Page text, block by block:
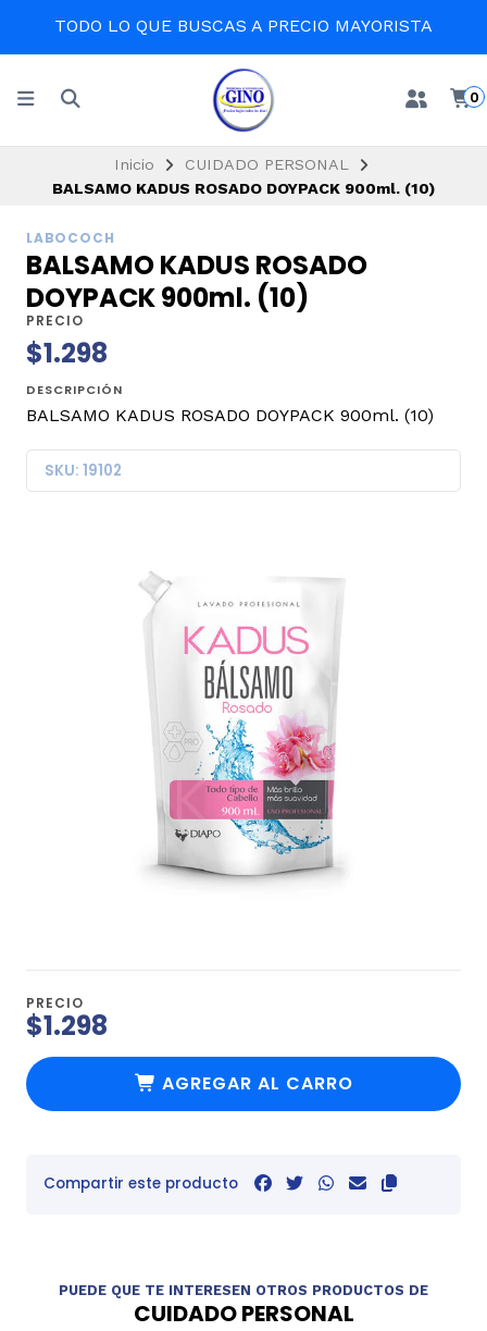
TODO LO QUE BUSCAS A PRECIO MAYORISTA
0
Inicio
CUIDADO PERSONAL
BALSAMO KADUS ROSADO DOYPACK 900ml. (10)
LABOCOCH
BALSAMO KADUS ROSADO
DOYPACK 900ml. (10)
PRECIO
$1.298
DESCRIPCIÓN
BALSAMO KADUS ROSADO DOYPACK 900ml. (10)
SKU: 19102
PRECIO
$1.298
AGREGAR AL CARRO
Compartir este producto
PUEDE QUE TE INTERESEN OTROS PRODUCTOS DE
CUIDADO PERSONAL